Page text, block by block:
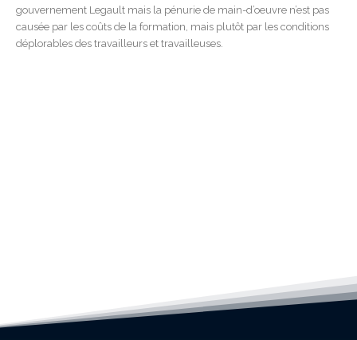
gouvernement Legault mais la pénurie de main-d’oeuvre n’est pas
causée par les coûts de la formation, mais plutôt par les conditions
déplorables des travailleurs et travailleuses.